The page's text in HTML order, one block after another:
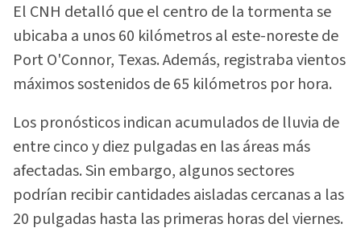
El CNH detalló que el centro de la tormenta se
ubicaba a unos 60 kilómetros al este-noreste de
Port O'Connor, Texas. Además, registraba vientos
máximos sostenidos de 65 kilómetros por hora.
Los pronósticos indican acumulados de lluvia de
entre cinco y diez pulgadas en las áreas más
afectadas. Sin embargo, algunos sectores
podrían recibir cantidades aisladas cercanas a las
20 pulgadas hasta las primeras horas del viernes.